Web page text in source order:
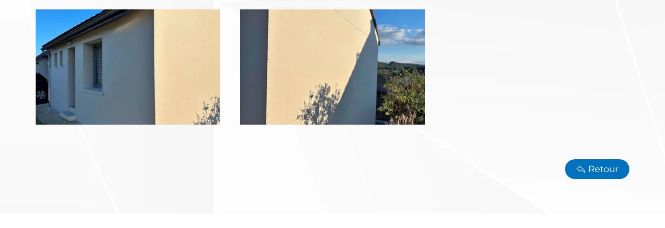
Retour